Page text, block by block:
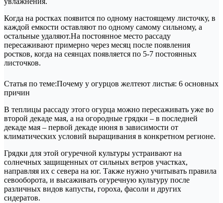
Когда на ростках появится по одному настоящему листочку, в
каждой емкости оставляют по одному самому сильному, а
остальные удаляют.На постоянное место рассаду
пересаживают примерно через месяц после появления
ростков, когда на сеянцах появляется по 5-7 постоянных
листочков.
Статья по теме:Почему у огурцов желтеют листья: 6 основных
причин
В теплицы рассаду этого огурца можно пересаживать уже во
второй декаде мая, а на огородные грядки – в последней
декаде мая – первой декаде июня в зависимости от
климатических условий выращивания в конкретном регионе.
Грядки для этой огуречной культуры устраивают на
солнечных защищенных от сильных ветров участках,
направляя их с севера на юг. Также нужно учитывать правила
севооборота, и высаживать огуречную культуру после
различных видов капусты, гороха, фасоли и других
сидератов.